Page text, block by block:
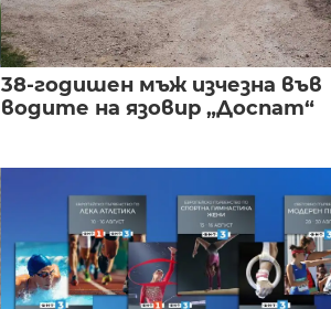
38-годишен мъж изчезна във
водите на язовир „Доспат“